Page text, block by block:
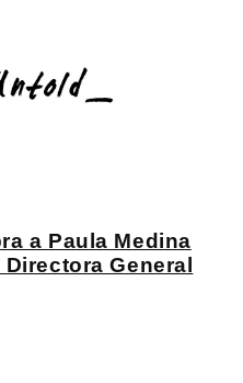
a Paula Medina
General